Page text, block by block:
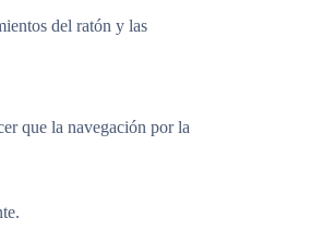
del ratón y las
que la navegación por la